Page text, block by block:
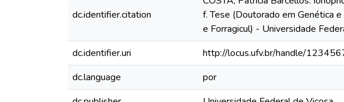
dc.identifier.citation
f. Tese (Doutorado em Genética
e Forragicul) - Universidade
dc.identifier.uri
http://locus.ufv.br/handle/
dc.language
por